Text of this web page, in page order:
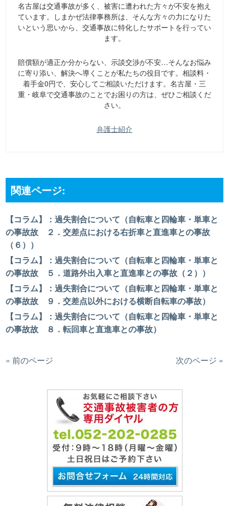
名古屋は交通事故が多く、被害に遭われた方々が不安を抱え
ています。しまかぜ法律事務所は、そんな方々の力になりた
いという思いから、交通事故に特化したサポートを行ってい
ます。
賠償額が適正か分からない、示談交渉が不安…そんなお悩み
に寄り添い、解決へ導くことが私たちの役目です。相談料・
着手金0円で、安心してご相談いただけます。名古屋・三
重・岐阜で交通事故のことでお困りの方は、ぜひご相談くだ
さい。
弁護士紹介
関連ページ:
【コラム】：過失割合について（自転車と四輪車・単車と
の事故故 ２．交差点における右折車と直進車との事故
（６））
【コラム】：過失割合について（自転車と四輪車・単車と
の事故故 ５．道路外出入車と直進車との事故（２））
【コラム】：過失割合について（自転車と四輪車・単車と
の事故故 ９．交差点以外における横断自転車の事故）
【コラム】：過失割合について（自転車と四輪車・単車と
の事故故 ８．転回車と直進車との事故）
« 前のページ 次のページ »